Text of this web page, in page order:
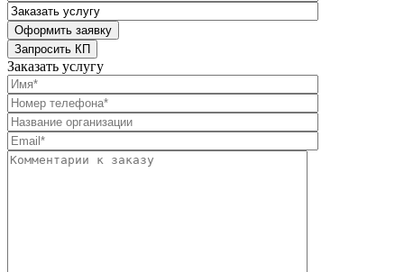
Заказать услугу